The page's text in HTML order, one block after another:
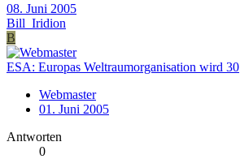
08. Juni 2005
Bill_Iridion
B
ESA: Europas Weltraumorganisation wird 30
Webmaster
01. Juni 2005
Antworten
0